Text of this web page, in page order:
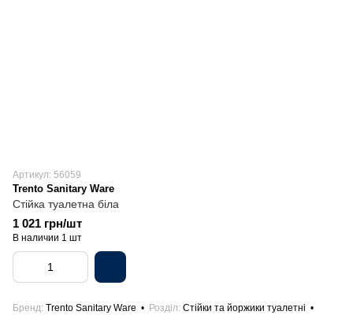
Артикул: 56059
Trento Sanitary Ware
Стійка туалетна біла
1 021 грн/шт
В наличии 1 шт
Бренд Trento Sanitary Ware Розділ Стійки та йоржики туалетні